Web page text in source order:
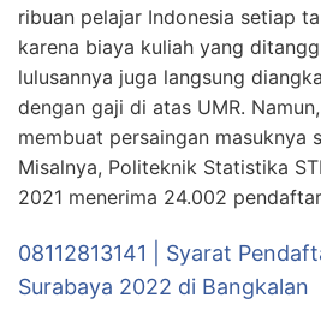
ribuan pelajar Indonesia setiap
karena biaya kuliah yang
lulusannya juga langsung
dengan gaji di atas UMR.
membuat persaingan masuknya
Misalnya, Politeknik Statistika
2021 menerima 24.002
08112813141 | Syarat
Surabaya 2022 di Bangkalan